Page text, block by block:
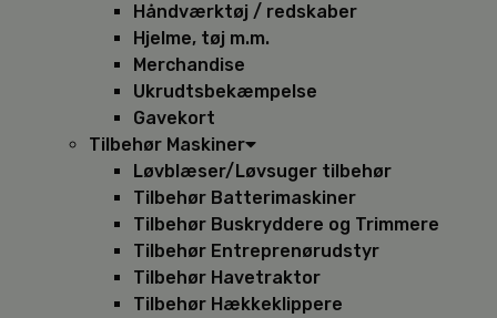
Håndværktøj / redskaber
Hjelme, tøj m.m.
Merchandise
Ukrudtsbekæmpelse
Gavekort
Tilbehør Maskiner
Løvblæser/Løvsuger tilbehør
Tilbehør Batterimaskiner
Tilbehør Buskryddere og Trimmere
Tilbehør Entreprenørudstyr
Tilbehør Havetraktor
Tilbehør Hækkeklippere